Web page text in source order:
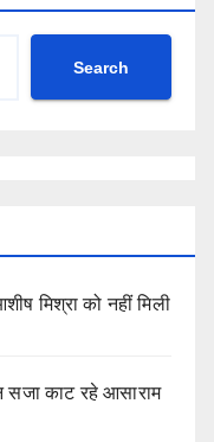
Search
मिश्रा को नहीं मिली
सजा काट रहे आसाराम